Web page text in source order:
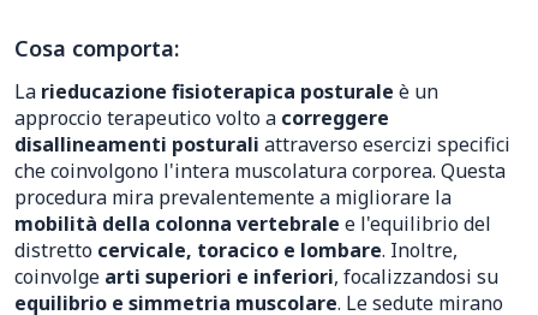
Cosa comporta:
La rieducazione fisioterapica posturale è un
approccio terapeutico volto a correggere
disallineamenti posturali attraverso esercizi specifici
che coinvolgono l'intera muscolatura corporea. Questa
procedura mira prevalentemente a migliorare la
mobilità della colonna vertebrale e l'equilibrio del
distretto cervicale, toracico e lombare. Inoltre,
coinvolge arti superiori e inferiori, focalizzandosi su
equilibrio e simmetria muscolare. Le sedute mirano